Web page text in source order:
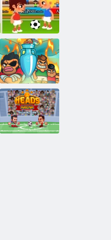
Futbola trakums
Foot Chinko
Euro 2016